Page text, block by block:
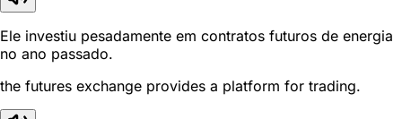
Ele investiu pesadamente em contratos futuros de energia
no ano passado.
the futures exchange provides a platform for trading.